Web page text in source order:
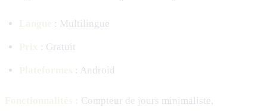
: Multilingue
: Gratuit
: Android
Compteur de jours minimaliste,